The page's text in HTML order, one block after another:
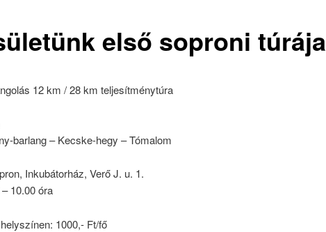
első soproni túrája
12 km / 28 km teljesítménytúra
barlang – Kecske-hegy – Tómalom
Inkubátorház, Verő J. u. 1.
10.00 óra
1000,- Ft/fő